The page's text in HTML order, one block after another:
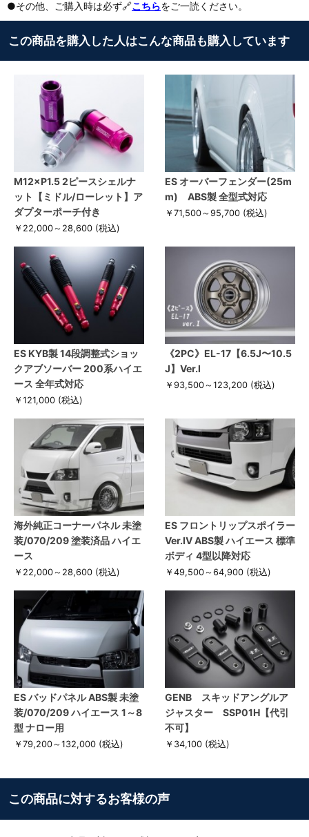
●その他、ご購入時は必ず🔗こちらをご一読ください。
この商品を購入した人はこんな商品も購入しています
M12×P1.5 2ピースシェルナ
ット【ミドル/ローレット】ア
ダプターポーチ付き
￥22,000～28,600 (税込)
ES オーバーフェンダー(25m
m) ABS製 全型式対応
￥71,500～95,700 (税込)
ES KYB製 14段調整式ショッ
クアブソーバー 200系ハイエ
ース 全年式対応
￥121,000 (税込)
《2PC》EL-17【6.5J〜10.5
J】Ver.I
￥93,500～123,200 (税込)
海外純正コーナーパネル 未塗
装/070/209 塗装済品 ハイエ
ース
￥22,000～28,600 (税込)
ES フロントリップスポイラー
Ver.IV ABS製 ハイエース 標準
ボディ 4型以降対応
￥49,500～64,900 (税込)
ES バッドパネル ABS製 未塗
装/070/209 ハイエース 1～8
型 ナロー用
￥79,200～132,000 (税込)
GENB スキッドアングルア
ジャスター SSP01H【代引
不可】
￥34,100 (税込)
この商品に対するお客様の声